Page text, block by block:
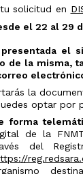
solicitud en
el 22 al 29
el
de la misma,
la
optar por
forma
de la
del